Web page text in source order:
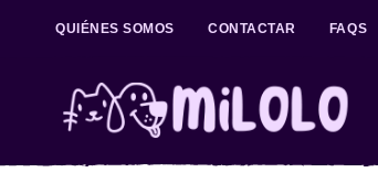
QUIÉNES SOMOS CONTACTAR FAQS